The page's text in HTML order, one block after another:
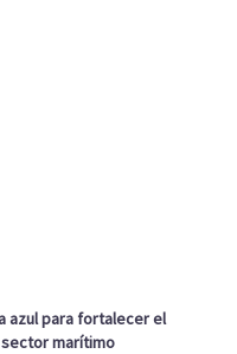
azul para fortalecer el
marítimo